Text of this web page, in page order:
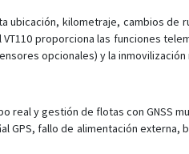
kilometraje, cambios de
proporciona las funciones
opcionales) y la
real y gestión de flotas con GNSS
fallo de alimentación externa,